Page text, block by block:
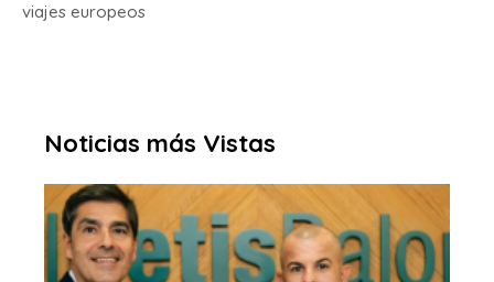
viajes europeos
Noticias más Vistas